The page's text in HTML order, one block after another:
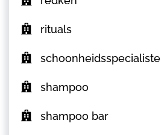
rituals
schoonheidsspecialiste
shampoo
shampoo bar